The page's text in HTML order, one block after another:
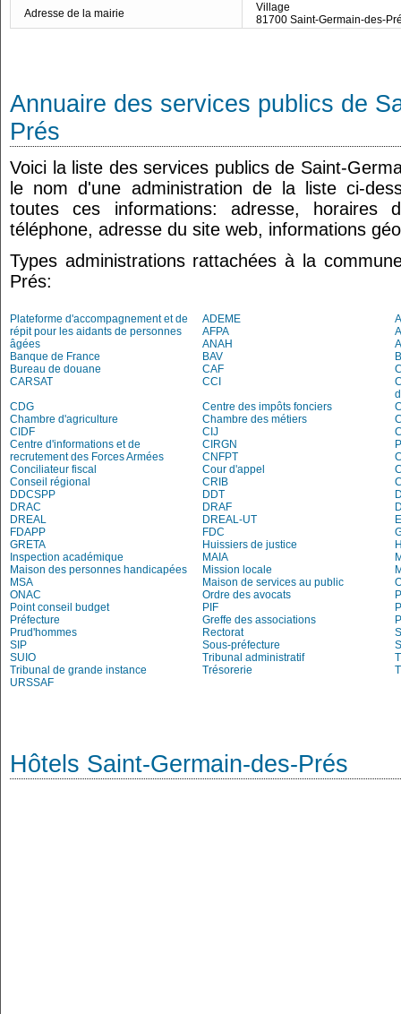
Adresse de la mairie
Village
81700 Saint-Germain-des-
Annuaire des services publics de
Prés
Voici la liste des services publics de Saint-
le nom d'une administration de la liste ci-
toutes ces informations: adresse, horaires
téléphone, adresse du site web, informations
Types administrations rattachées à la
Prés:
Plateforme d'accompagnement et de
répit pour les aidants de personnes
âgées
ADEME
AFPA
ANAH
Banque de France
BAV
Bureau de douane
CAF
CARSAT
CCI
CDG
Centre des impôts fonciers
Chambre d'agriculture
Chambre des métiers
CIDF
CIJ
Centre d'informations et de
recrutement des Forces Armées
CIRGN
CNFPT
Conciliateur fiscal
Cour d'appel
Conseil régional
CRIB
DDCSPP
DDT
DRAC
DRAF
DREAL
DREAL-UT
FDAPP
FDC
GRETA
Huissiers de justice
Inspection académique
MAIA
Maison des personnes handicapées
Mission locale
MSA
Maison de services au public
ONAC
Ordre des avocats
Point conseil budget
PIF
Préfecture
Greffe des associations
Prud'hommes
Rectorat
SIP
Sous-préfecture
SUIO
Tribunal administratif
Tribunal de grande instance
Trésorerie
URSSAF
Hôtels Saint-Germain-des-Prés